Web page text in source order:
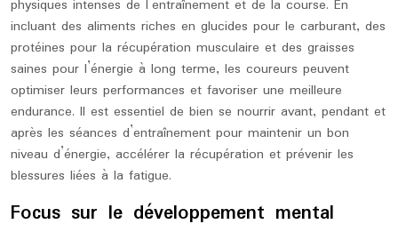
physiques intenses de l’entraînement et de la course. En
incluant des aliments riches en glucides pour le carburant, des
protéines pour la récupération musculaire et des graisses
saines pour l’énergie à long terme, les coureurs peuvent
optimiser leurs performances et favoriser une meilleure
endurance. Il est essentiel de bien se nourrir avant, pendant et
après les séances d’entraînement pour maintenir un bon
niveau d’énergie, accélérer la récupération et prévenir les
blessures liées à la fatigue.
Focus sur le développement mental